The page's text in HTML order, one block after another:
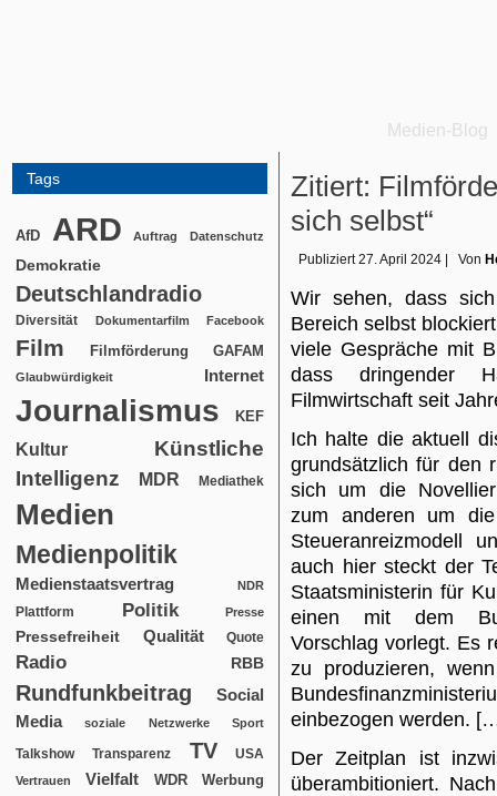
Medien-Blog
Tags
AfD ARD Auftrag Datenschutz
Demokratie
Deutschlandradio
Diversität Dokumentarfilm Facebook
Film Filmförderung GAFAM
Glaubwürdigkeit Internet
Journalismus KEF
Kultur
Künstliche
Intelligenz
MDR Mediathek
Medien
Medienpolitik
Medienstaatsvertrag NDR
Plattform Politik Presse
Pressefreiheit Qualität Quote
Radio RBB
Rundfunkbeitrag
Social
Media
soziale Netzwerke Sport
Talkshow Transparenz TV USA
Vertrauen Vielfalt WDR Werbung
Zitiert:
sich selbst“
Publiziert 27. April 2024 Von
Wir sehen, dass
Bereich selbst
viele Gespräche mit
dass dringender
Filmwirtschaft seit
Ich halte die aktuell
grundsätzlich für den
sich um die
zum anderen um
Steueranreizmodell
auch hier steckt der
Staatsministerin für
einen mit dem
Vorschlag vorlegt. Es
zu produzieren,
einbezogen werden.
Der Zeitplan ist
überambitioniert.